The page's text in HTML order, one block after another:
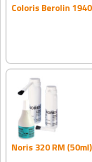
Coloris Berolin
Noris 320 RM